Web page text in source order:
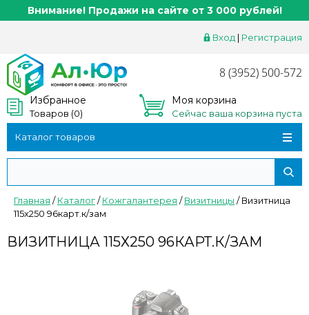
Внимание! Продажи на сайте от 3 000 рублей!
Вход | Регистрация
8 (3952) 500-572
Избранное
Товаров (0)
Моя корзина
Сейчас ваша корзина пуста
Каталог товаров
Главная /Каталог/Кожгалантерея /Визитницы /Визитница
115х250 96карт.к/зам
ВИЗИТНИЦА 115Х250 96КАРТ.К/ЗАМ